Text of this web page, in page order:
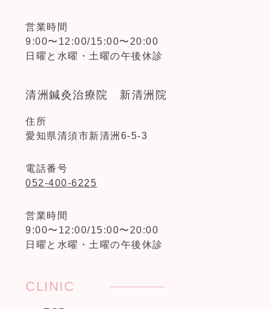
営業時間
9:00〜12:00/15:00〜20:00
日曜と水曜・土曜の午後休診
清洲鍼灸治療院 新清洲院
住所
愛知県清須市新清洲6-5-3
電話番号
052-400-6225
営業時間
9:00〜12:00/15:00〜20:00
日曜と水曜・土曜の午後休診
CLINIC